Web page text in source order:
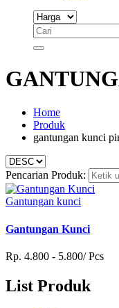
Home
Produk
gantungan kunci
Pencarian Produk:
Gantungan kunci
Gantungan Kunci
Rp. 4.800 - 5.800/ Pcs
List Produk